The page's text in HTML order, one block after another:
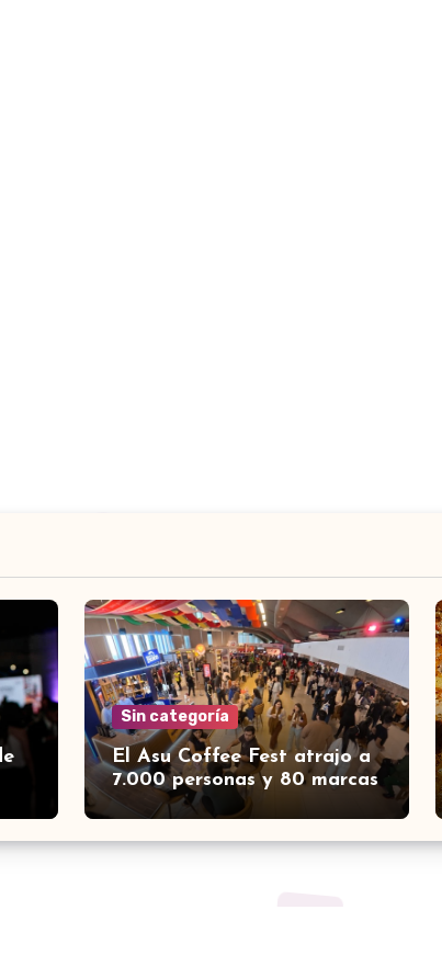
Sin categoría
El Asu Coffee Fest atrajo a
7.000 personas y 80 marcas